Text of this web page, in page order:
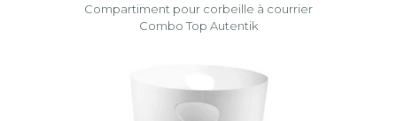
Compartiment pour corbeille à courrier
Combo Top Autentik